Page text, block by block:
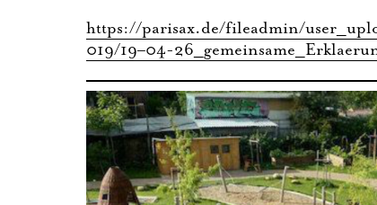
https://parisax.de/fileadmin/
019/19–04-